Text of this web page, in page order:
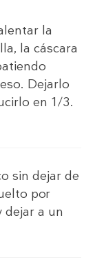
la
la cáscara
Dejarlo
en 1/3.
sin dejar de
por
a un